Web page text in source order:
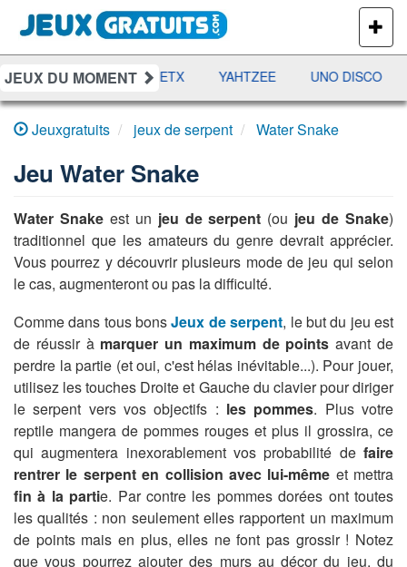
PLUS
DE
JEUX
JEUX DU MOMENT
DAMES RAMI JETX YAHTZEE UNO DISCO
Jeuxgratuits jeux de serpent Water Snake
Jeu Water Snake
Water Snakeest un jeu de serpent (ou jeu de Snake)
traditionnel que les amateurs du genre devrait apprécier.
Vous pourrez y découvrir plusieurs mode de jeu qui selon
le cas, augmenteront ou pas la difficulté.
Comme dans tous bonsJeux de serpent, le but du jeu est
de réussir à marquer un maximum de points avant de
perdre la partie (et oui, c'est hélas inévitable...). Pour jouer,
utilisez les touches Droite et Gauche du clavier pour diriger
le serpent vers vos objectifs : les pommes. Plus votre
reptile mangera de pommes rouges et plus il grossira, ce
qui augmentera inexorablement vos probabilité de faire
rentrer le serpent en collision avec lui-même et mettra
fin à la partie. Par contre les pommes dorées ont toutes
les qualités : non seulement elles rapportent un maximum
de points mais en plus, elles ne font pas grossir ! Notez
que vous pourrez ajouter des murs au décor du jeu, du